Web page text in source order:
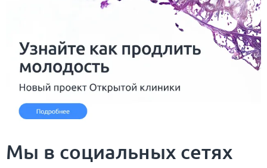
Мы в социальных сетях